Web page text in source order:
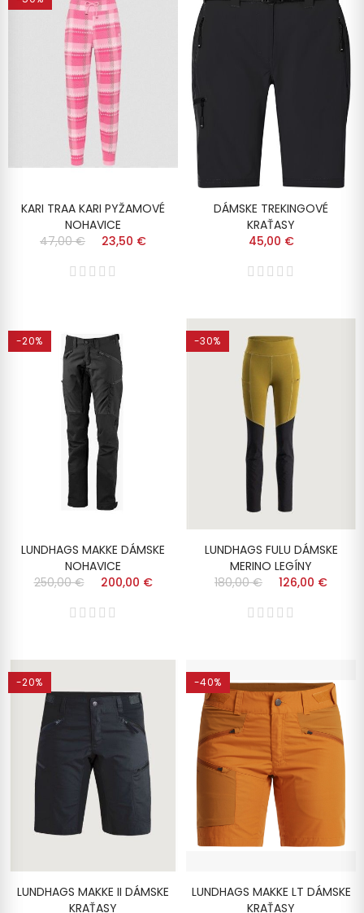
KARI TRAA KARI PYŽAMOVÉ
NOHAVICE
47,00 €
23,50 €
DÁMSKE TREKINGOVÉ
KRAŤASY
45,00 €
-20%
LUNDHAGS MAKKE DÁMSKE
NOHAVICE
250,00 €
200,00 €
-30%
LUNDHAGS FULU DÁMSKE
MERINO LEGÍNY
180,00 €
126,00 €
-20%
LUNDHAGS MAKKE II DÁMSKE
KRAŤASY
-40%
LUNDHAGS MAKKE LT DÁMSKE
KRAŤASY